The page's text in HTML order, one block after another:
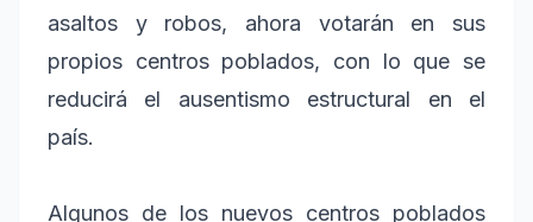
asaltos y robos, ahora votarán en sus
propios centros poblados, con lo que se
reducirá el ausentismo estructural en el
país.
Algunos de los nuevos centros poblados